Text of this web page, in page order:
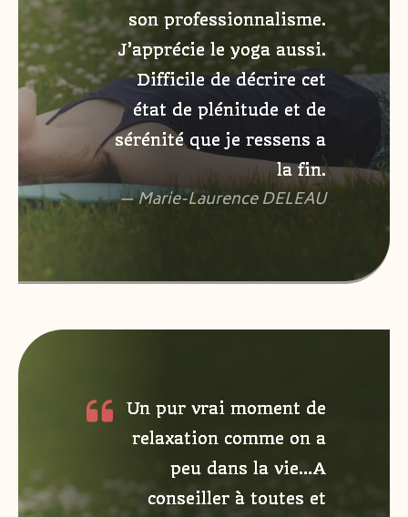
son professionnalisme.
J’apprécie le yoga aussi.
Difficile de décrire cet
état de plénitude et de
sérénité que je ressens a
la fin.
— Marie-Laurence DELEAU
Un pur vrai moment de
relaxation comme on a
peu dans la vie…A
conseiller à toutes et